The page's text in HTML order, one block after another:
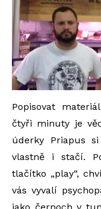
Popisovat
čtyři minuty je
úderky Priapus
vlastně i stačí.
tlačítko „play“,
vás vyvalí